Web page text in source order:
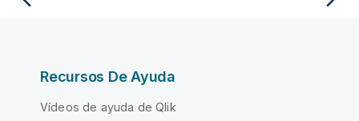
Recursos De Ayuda
Vídeos de ayuda de Qlik